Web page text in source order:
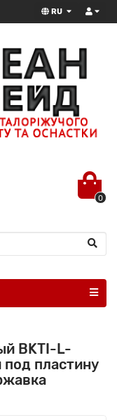
RU
0
BKTI-L-
пластину